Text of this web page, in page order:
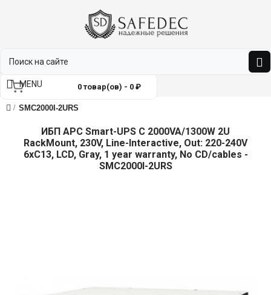
0 товар(ов) - 0 ₽
MENU
SMC2000I-2URS
ИБП APC Smart-UPS C 2000VA/1300W 2U
RackMount, 230V, Line-Interactive, Out: 220-240V
6xC13, LCD, Gray, 1 year warranty, No CD/cables -
SMC2000I-2URS